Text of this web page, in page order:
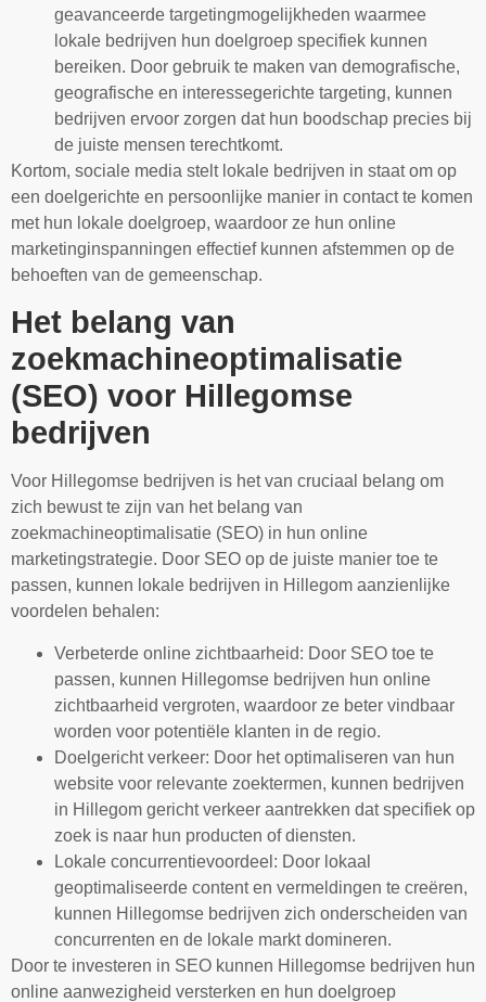
geavanceerde targetingmogelijkheden waarmee
lokale bedrijven hun doelgroep specifiek kunnen
bereiken. Door gebruik te maken van demografische,
geografische en interessegerichte targeting, kunnen
bedrijven ervoor zorgen dat hun boodschap precies bij
de juiste mensen terechtkomt.
Kortom, sociale media stelt lokale bedrijven in staat om op
een doelgerichte en persoonlijke manier in contact te komen
met hun lokale doelgroep, waardoor ze hun online
marketinginspanningen effectief kunnen afstemmen op de
behoeften van de gemeenschap.
Het belang van
zoekmachineoptimalisatie
(SEO) voor Hillegomse
bedrijven
Voor Hillegomse bedrijven is het van cruciaal belang om
zich bewust te zijn van het belang van
zoekmachineoptimalisatie (SEO) in hun online
marketingstrategie. Door SEO op de juiste manier toe te
passen, kunnen lokale bedrijven in Hillegom aanzienlijke
voordelen behalen:
Verbeterde online zichtbaarheid: Door SEO toe te
passen, kunnen Hillegomse bedrijven hun online
zichtbaarheid vergroten, waardoor ze beter vindbaar
worden voor potentiële klanten in de regio.
Doelgericht verkeer: Door het optimaliseren van hun
website voor relevante zoektermen, kunnen bedrijven
in Hillegom gericht verkeer aantrekken dat specifiek op
zoek is naar hun producten of diensten.
Lokale concurrentievoordeel: Door lokaal
geoptimaliseerde content en vermeldingen te creëren,
kunnen Hillegomse bedrijven zich onderscheiden van
concurrenten en de lokale markt domineren.
Door te investeren in SEO kunnen Hillegomse bedrijven hun
online aanwezigheid versterken en hun doelgroep